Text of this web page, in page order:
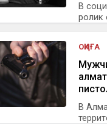
В
ролик
ОҚИҒА
В